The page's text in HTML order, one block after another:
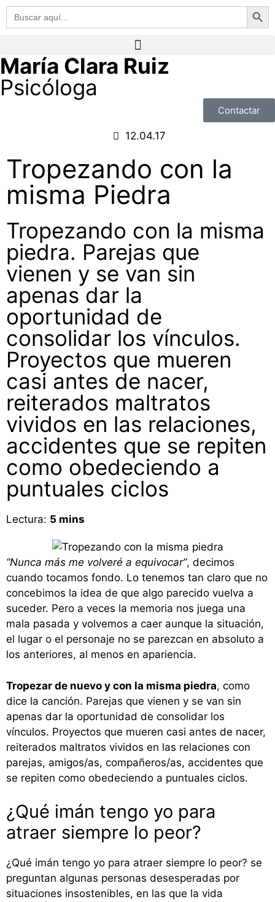
Buscar: Botón de
María Clara Ruiz
Psicóloga
Contactar
12.04.17
Tropezando con la
misma Piedra
Tropezando con la misma
piedra. Parejas que
vienen y se van sin
apenas dar la
oportunidad de
consolidar los vínculos.
Proyectos que mueren
casi antes de nacer,
reiterados maltratos
vividos en las relaciones,
accidentes que se repiten
como obedeciendo a
puntuales ciclos
Lectura: 5 mins
“Nunca más me volveré a equivocar”, decimos
cuando tocamos fondo. Lo tenemos tan claro que no
concebimos la idea de que algo parecido vuelva a
suceder. Pero a veces la memoria nos juega una
mala pasada y volvemos a caer aunque la situación,
el lugar o el personaje no se parezcan en absoluto a
los anteriores, al menos en apariencia.
Tropezar de nuevo y con la misma piedra, como
dice la canción. Parejas que vienen y se van sin
apenas dar la oportunidad de consolidar los
vínculos. Proyectos que mueren casi antes de nacer,
reiterados maltratos vividos en las relaciones con
parejas, amigos/as, compañeros/as, accidentes que
se repiten como obedeciendo a puntuales ciclos.
¿Qué imán tengo yo para
atraer siempre lo peor?
¿Qué imán tengo yo para atraer siempre lo peor? se
preguntan algunas personas desesperadas por
situaciones insostenibles, en las que la vida